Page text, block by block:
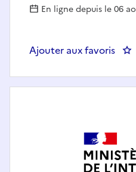
En ligne depuis le 06
Ajouter aux favoris :